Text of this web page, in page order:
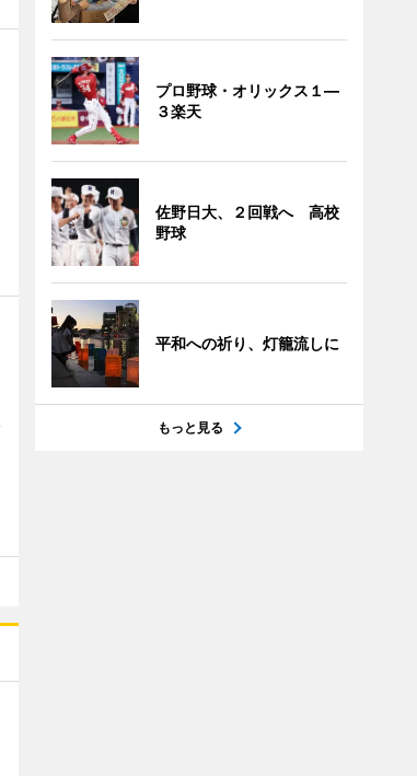
プロ野球・オリックス１―
３楽天
佐野日大、２回戦へ 高校
野球
平和への祈り、灯籠流しに
もっと見る